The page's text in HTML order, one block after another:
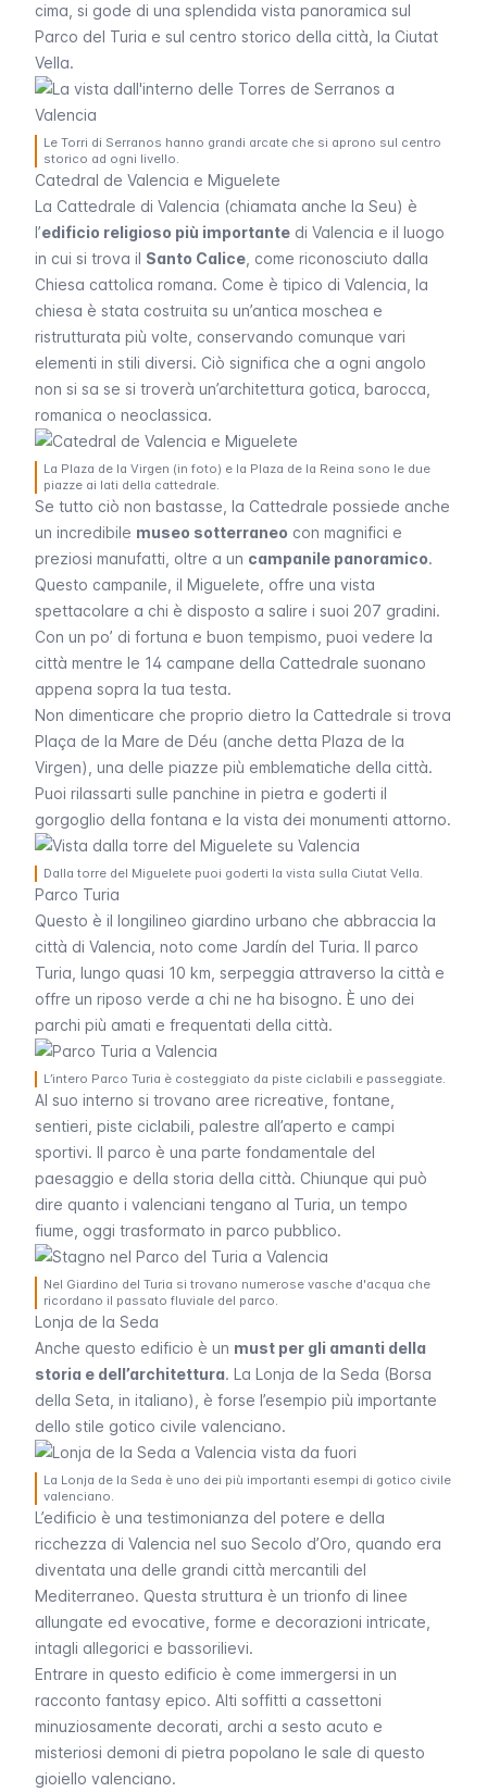
cima, si gode di una splendida vista panoramica sul
Parco del Turia e sul centro storico della città, la Ciutat
Vella.
Le Torri di Serranos hanno grandi arcate che si aprono sul centro
storico ad ogni livello.
Catedral de Valencia e Miguelete
La Cattedrale di Valencia (chiamata anche la Seu) è
l’edificio religioso più importante di Valencia e il luogo
in cui si trova il Santo Calice , come riconosciuto dalla
Chiesa cattolica romana. Come è tipico di Valencia, la
chiesa è stata costruita su un’antica moschea e
ristrutturata più volte, conservando comunque vari
elementi in stili diversi. Ciò significa che a ogni angolo
non si sa se si troverà un’architettura gotica, barocca,
romanica o neoclassica.
La Plaza de la Virgen (in foto) e la Plaza de la Reina sono le due
piazze ai lati della cattedrale.
Se tutto ciò non bastasse, la Cattedrale possiede anche
un incredibile museo sotterraneo con magnifici e
preziosi manufatti, oltre a un campanile panoramico.
Questo campanile, il Miguelete , offre una vista
spettacolare a chi è disposto a salire i suoi 207 gradini.
Con un po’ di fortuna e buon tempismo, puoi vedere la
città mentre le 14 campane della Cattedrale suonano
appena sopra la tua testa.
Non dimenticare che proprio dietro la Cattedrale si trova
Plaça de la Mare de Déu (anche detta Plaza de la
Virgen), una delle piazze più emblematiche della città.
Puoi rilassarti sulle panchine in pietra e goderti il
gorgoglio della fontana e la vista dei monumenti attorno.
Dalla torre del Miguelete puoi goderti la vista sulla Ciutat Vella.
Parco Turia
Questo è il longilineo giardino urbano che abbraccia la
città di Valencia, noto come Jardín del Turia. Il parco
Turia , lungo quasi 10 km, serpeggia attraverso la città e
offre un riposo verde a chi ne ha bisogno. È uno dei
parchi più amati e frequentati della città.
L’intero Parco Turia è costeggiato da piste ciclabili e passeggiate.
Al suo interno si trovano aree ricreative, fontane,
sentieri, piste ciclabili, palestre all’aperto e campi
sportivi. Il parco è una parte fondamentale del
paesaggio e della storia della città. Chiunque qui può
dire quanto i valenciani tengano al Turia, un tempo
fiume, oggi trasformato in parco pubblico.
Nel Giardino del Turia si trovano numerose vasche d'acqua che
ricordano il passato fluviale del parco.
Lonja de la Seda
Anche questo edificio è un must per gli amanti della
storia e dell’architettura. La Lonja de la Seda (Borsa
della Seta, in italiano), è forse l’esempio più importante
dello stile gotico civile valenciano.
La Lonja de la Seda è uno dei più importanti esempi di gotico civile
valenciano.
L’edificio è una testimonianza del potere e della
ricchezza di Valencia nel suo Secolo d’Oro, quando era
diventata una delle grandi città mercantili del
Mediterraneo. Questa struttura è un trionfo di linee
allungate ed evocative, forme e decorazioni intricate,
intagli allegorici e bassorilievi.
Entrare in questo edificio è come immergersi in un
racconto fantasy epico. Alti soffitti a cassettoni
minuziosamente decorati, archi a sesto acuto e
misteriosi demoni di pietra popolano le sale di questo
gioiello valenciano.